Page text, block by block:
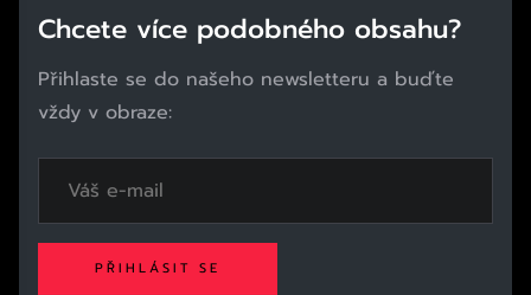
Chcete více podobného obsahu?
Přihlaste se do našeho newsletteru a buďte
vždy v obraze:
PŘIHLÁSIT SE